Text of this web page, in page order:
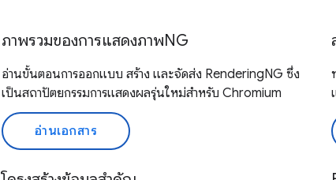
ภาพรวมของการแสดงภาพNG
อ่านขั้นตอนการออกแบบ สร้าง และจัดส่ง RenderingNG ซึ่ง
เป็นสถาปัตยกรรมการแสดงผลรุ่นใหม่สำหรับ Chromium
อ่านเอกสาร